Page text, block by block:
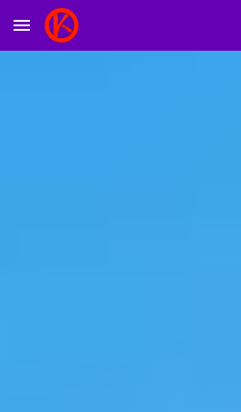
Skip to main content